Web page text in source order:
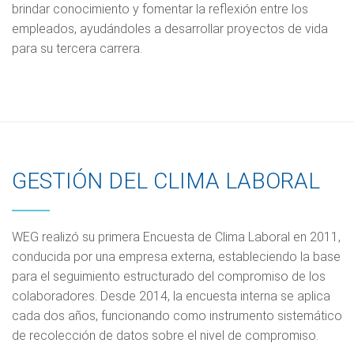
brindar conocimiento y fomentar la reflexión entre los
empleados, ayudándoles a desarrollar proyectos de vida
para su tercera carrera.
GESTIÓN DEL CLIMA LABORAL
WEG realizó su primera Encuesta de Clima Laboral en 2011,
conducida por una empresa externa, estableciendo la base
para el seguimiento estructurado del compromiso de los
colaboradores. Desde 2014, la encuesta interna se aplica
cada dos años, funcionando como instrumento sistemático
de recolección de datos sobre el nivel de compromiso.